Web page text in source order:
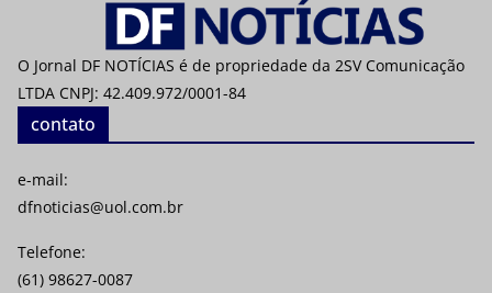
O Jornal DF NOTÍCIAS é de propriedade da 2SV Comunicação
LTDA CNPJ: 42.409.972/0001-84
contato
e-mail:
dfnoticias@uol.com.br
Telefone:
(61) 98627-0087